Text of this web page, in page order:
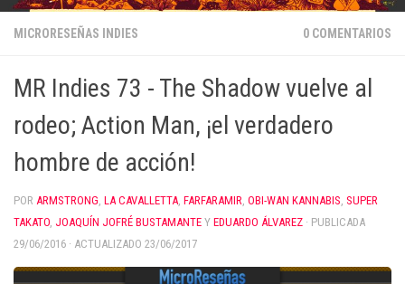
MICRORESEÑAS INDIES 0 COMENTARIOS
MR Indies 73 - The Shadow vuelve al
rodeo; Action Man, ¡el verdadero
hombre de acción!
POR ARMSTRONG, LA CAVALLETTA, FARFARAMIR, OBI-WAN KANNABIS, SUPER
TAKATO, JOAQUÍN JOFRÉ BUSTAMANTE Y EDUARDO ÁLVAREZ · PUBLICADA
29/06/2016 · ACTUALIZADO 23/06/2017